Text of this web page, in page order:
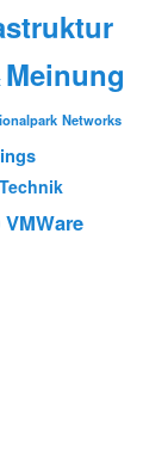
Meinung
Networks
Technik
VMWare